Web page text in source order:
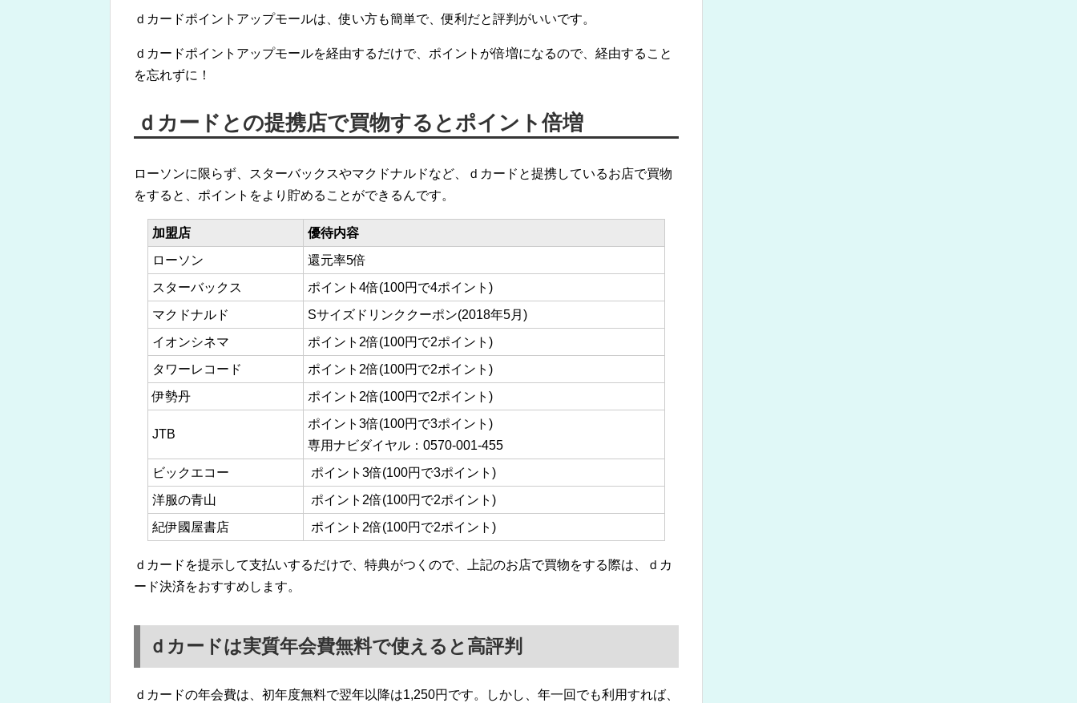
ｄカードポイントアップモールは、使い方も簡単で、便利だと評判がいいです。
ｄカードポイントアップモールを経由するだけで、ポイントが倍増になるので、経由すること
を忘れずに！
ｄカードとの提携店で買物するとポイント倍増
ローソンに限らず、スターバックスやマクドナルドなど、ｄカードと提携しているお店で買物
をすると、ポイントをより貯めることができるんです。
加盟店
優待内容
ローソン
還元率5倍
スターバックス
ポイント4倍(100円で4ポイント)
マクドナルド
Sサイズドリンククーポン(2018年5月)
イオンシネマ
ポイント2倍(100円で2ポイント)
タワーレコード
ポイント2倍(100円で2ポイント)
伊勢丹
ポイント2倍(100円で2ポイント)
JTB
ポイント3倍(100円で3ポイント)
専用ナビダイヤル：0570-001-455
ビックエコー
ポイント3倍(100円で3ポイント)
洋服の青山
ポイント2倍(100円で2ポイント)
紀伊國屋書店
ポイント2倍(100円で2ポイント)
ｄカードを提示して支払いするだけで、特典がつくので、上記のお店で買物をする際は、ｄカ
ード決済をおすすめします。
ｄカードは実質年会費無料で使えると高評判
ｄカードの年会費は、初年度無料で翌年以降は1,250円です。しかし、年一回でも利用すれば、